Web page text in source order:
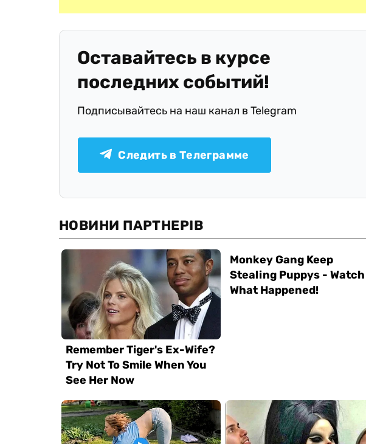
Оставайтесь в курсе
последних событий!
Подписывайтесь на наш канал в Telegram
Следить в Телеграмме